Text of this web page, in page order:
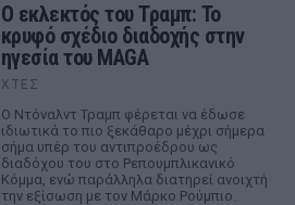
Ο εκλεκτός του Τραμπ: Το
κρυφό σχέδιο διαδοχής στην
ηγεσία του MAGA
ΧΤΕΣ
Ο Ντόναλντ Τραμπ φέρεται να έδωσε
ιδιωτικά το πιο ξεκάθαρο μέχρι σήμερα
σήμα υπέρ του αντιπροέδρου ως
διαδόχου του στο Ρεπουμπλικανικό
Κόμμα, ενώ παράλληλα διατηρεί ανοιχτή
την εξίσωση με τον Μάρκο Ρούμπιο.